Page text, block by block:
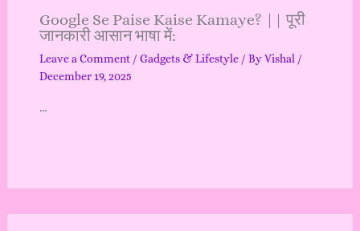
Google Se Paise Kaise Kamaye? || पूरी
जानकारी आसान भाषा में:
Leave a Comment / Gadgets & Lifestyle/ ByVishal /
December 19, 2025
…